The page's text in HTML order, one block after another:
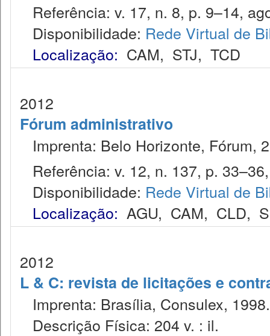
Referência: v. 17, n. 8, p. 9–14,
Disponibilidade: Rede Virtual de
Localização: CAM, STJ, TCD
2012
Fórum administrativo
Imprenta: Belo Horizonte, Fórum,
Referência: v. 12, n. 137, p.
Disponibilidade: Rede Virtual de
Localização: AGU, CAM, CLD,
2012
L & C: revista de licitações e
Imprenta: Brasília, Consulex, 1998.
Descrição Física: 204 v. : il.